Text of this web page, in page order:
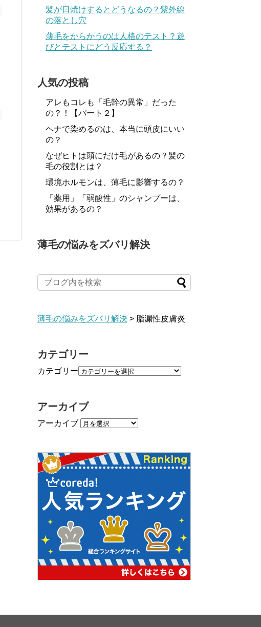
髪が日焼けするとどうなるの？紫外線
の落とし穴
薄毛をからかうのは人格のテスト？遊
びとテストにどう反応する？
人気の投稿
アレもコレも「毛幹の異常」だった
の？！【パート２】
ヘナで染めるのは、本当に頭皮にいい
の？
なぜヒトは頭にだけ毛があるの？髪の
毛の役割とは？
環境ホルモンは、薄毛に影響するの？
「薬用」「弱酸性」のシャンプーは、
効果があるの？
薄毛の悩みをズバリ解決
薄毛の悩みをズバリ解決 > 脂漏性皮膚炎
カテゴリー
カテゴリー
アーカイブ
アーカイブ